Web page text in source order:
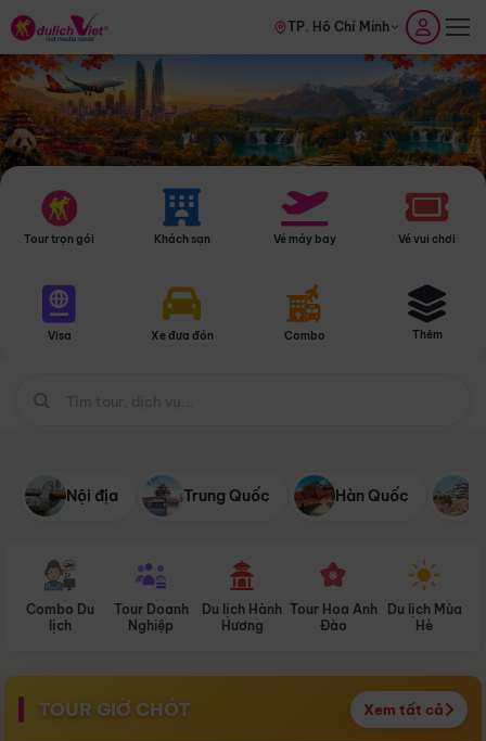
TP. Hồ Chí Minh
Tour trọn gói Khách sạn Vé máy bay Vé vui chơi
Visa Xe đưa đón Combo Thêm
Nội địa Trung Quốc Hàn Quốc
Combo Du
lịch
Tour Doanh
Nghiệp
Du lịch Hành
Hương
Tour Hoa Anh
Đào
Du lịch Mùa
Hè
TOUR GIỜ CHÓT Xem tất cả
Điểm nổi bật